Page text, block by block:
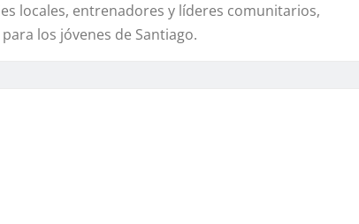
locales, entrenadores y líderes comunitarios,
los jóvenes de Santiago.